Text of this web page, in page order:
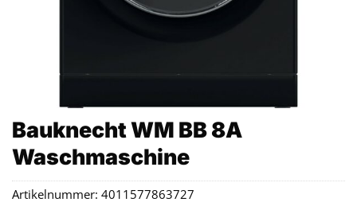
Bauknecht WM BB 8A
Waschmaschine
Artikelnummer: 4011577863727